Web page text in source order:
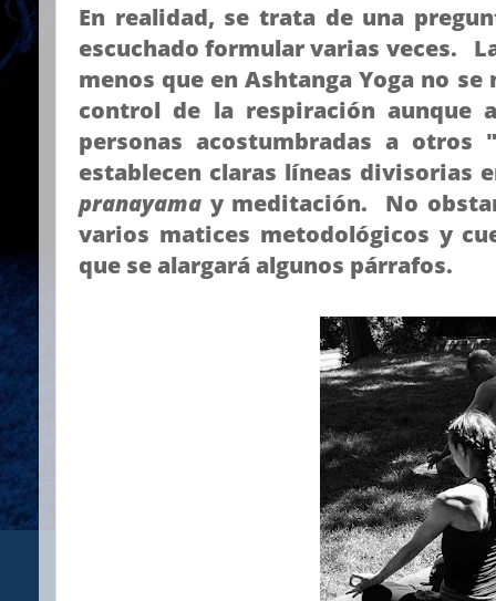
En realidad, se trata de una
escuchado formular varias veces.
menos que en Ashtanga Yoga no
control de la respiración aunque
personas acostumbradas a
establecen claras líneas divisorias
pranayama y meditación. No
varios matices metodológicos y
que se alargará algunos párrafos.